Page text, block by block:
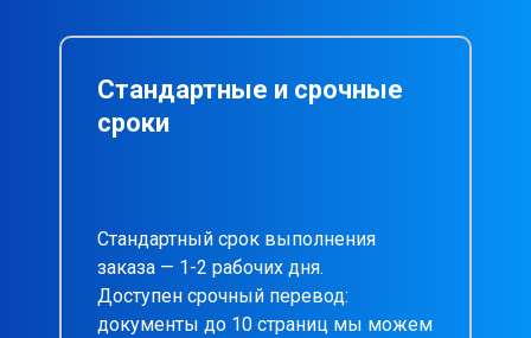
Стандартные и срочные
сроки
Стандартный срок выполнения
заказа — 1-2 рабочих дня.
Доступен срочный перевод:
документы до 10 страниц мы можем